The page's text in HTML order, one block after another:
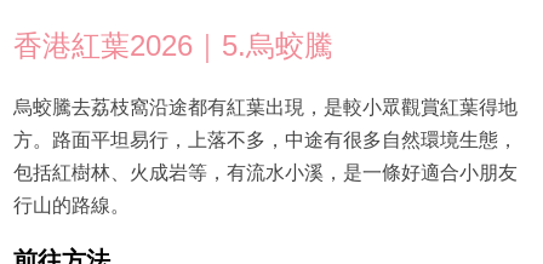
香港紅葉2026｜5.烏蛟騰
烏蛟騰去荔枝窩沿途都有紅葉出現，是較小眾觀賞紅葉得地
方。路面平坦易行，上落不多，中途有很多自然環境生態，
包括紅樹林、火成岩等，有流水小溪，是一條好適合小朋友
行山的路線。